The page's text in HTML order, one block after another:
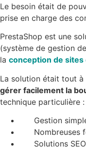
Le besoin était de
prise en charge des
PrestaShop est une
(système de gestion
la conception de
La solution était tout
gérer facilement la
technique particulière :
Gestion simple
Nombreuses
Solutions